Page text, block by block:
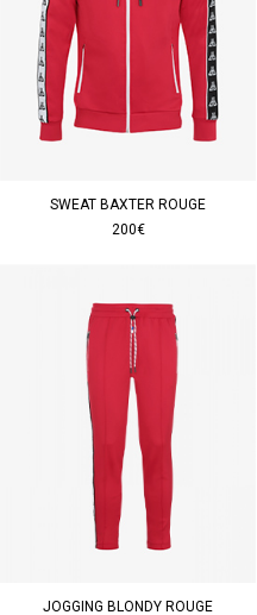
SWEAT BAXTER ROUGE
200€
JOGGING BLONDY ROUGE